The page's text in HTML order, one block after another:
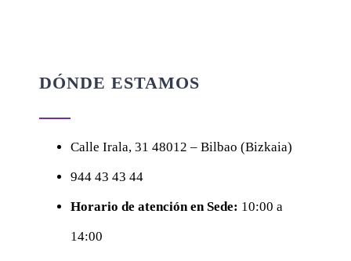
DÓNDE ESTAMOS
Calle Irala, 31 48012 – Bilbao (Bizkaia)
944 43 43 44
Horario de atención en Sede: 10:00 a
14:00